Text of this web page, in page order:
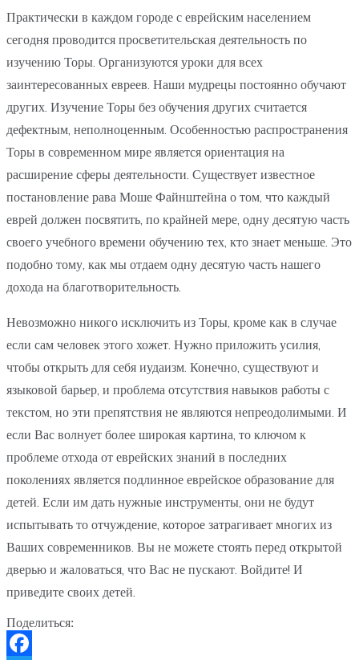
Практически в каждом городе с еврейским населением
сегодня проводится просветительская деятельность по
изучению Торы. Организуются уроки для всех
заинтересованных евреев. Наши мудрецы постоянно обучают
других. Изучение Торы без обучения других считается
дефектным, неполноценным. Особенностью распространения
Торы в современном мире является ориентация на
расширение сферы деятельности. Существует известное
постановление рава Моше Файнштейна о том, что каждый
еврей должен посвятить, по крайней мере, одну десятую часть
своего учебного времени обучению тех, кто знает меньше. Это
подобно тому, как мы отдаем одну десятую часть нашего
дохода на благотворительность.
Невозможно никого исключить из Торы, кроме как в случае
если сам человек этого хожет. Нужно приложить усилия,
чтобы открыть для себя иудаизм. Конечно, существуют и
языковой барьер, и проблема отсутствия навыков работы с
текстом, но эти препятствия не являются непреодолимыми. И
если Вас волнует более широкая картина, то ключом к
проблеме отхода от еврейских знаний в последних
поколениях является подлинное еврейское образование для
детей. Если им дать нужные инструменты, они не будут
испытывать то отчуждение, которое затрагивает многих из
Ваших современников. Вы не можете стоять перед открытой
дверью и жаловаться, что Вас не пускают. Войдите! И
приведите своих детей.
Поделиться: